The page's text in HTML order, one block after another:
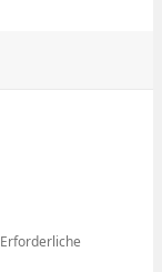
Erforderliche